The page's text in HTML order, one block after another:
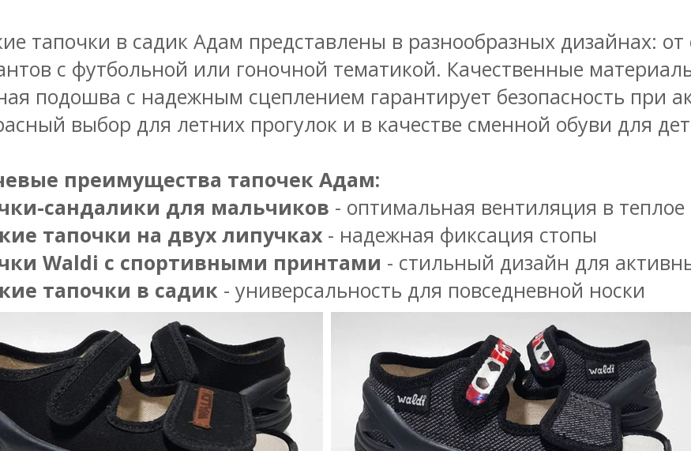
тапочки в садик Адам представлены в разнообразных дизайнах:
с футбольной или гоночной тематикой. Качественные
подошва с надежным сцеплением гарантирует безопасность при
выбор для летних прогулок и в качестве сменной обуви для
преимущества тапочек Адам:
сандалики для мальчиков - оптимальная вентиляция в теплое
тапочки на двух липучках - надежная фиксация стопы
Waldi с спортивными принтами - стильный дизайн для
тапочки в садик - универсальность для повседневной носки